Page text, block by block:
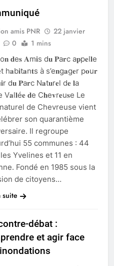
amis PNR
22 janvier
0 1 mins
𝐝e𝐬 𝐀m𝐢s d𝐮 𝐏a𝐫c a𝐩p𝐞l𝐥e
h𝐚b𝐢t𝐚n𝐭s à s’e𝐧g𝐚g𝐞r p𝐨u𝐫
d𝐮 𝐏a𝐫c N𝐚t𝐮r𝐞l d𝐞 𝐥a
V𝐚l𝐥é𝐞 𝐝e C𝐡e𝐯r𝐞u𝐬e Le
de Chevreuse vient
son quarantième
Il regroupe
55 communes : 44
Yvelines et 11 en
Fondé en 1985 sous la
de citoyens…
suite
débat :
et agir face